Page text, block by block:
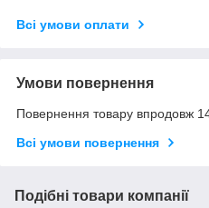
Всі умови оплати
Умови повернення
Повернення товару впродовж
Всі умови повернення
Подібні товари компанії